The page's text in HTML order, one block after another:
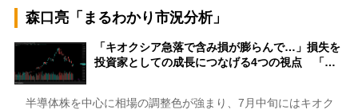
森口亮「まるわかり市況分析」
「キオクシア急落で含み損が膨らんで…」損失を
投資家としての成長につなげる4つの視点 「…
半導体株を中心に相場の調整色が強まり、7月中旬にはキオク